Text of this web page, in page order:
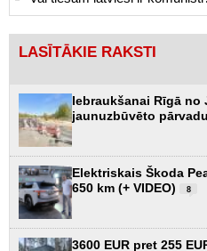
LASĪTĀKIE RAKSTI
Iebraukšanai Rīgā no
jaunuzbūvēto pārvadu
Elektriskais Škoda
650 km (+ VIDEO)
8
3600 EUR pret 255